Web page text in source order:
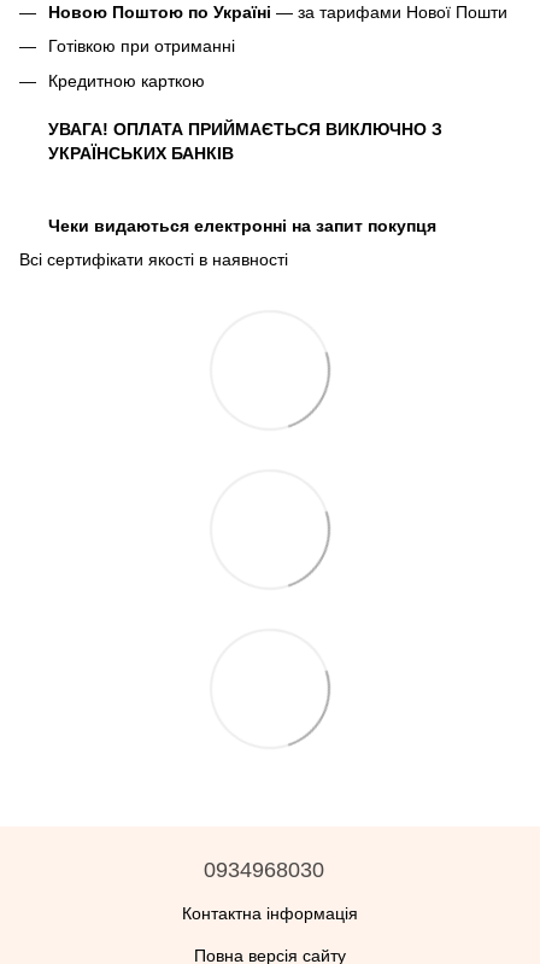
Новою Поштою по Україні — за тарифами Нової Пошти
Готівкою при отриманні
Кредитною карткою
УВАГА! ОПЛАТА ПРИЙМАЄТЬСЯ ВИКЛЮЧНО З
УКРАЇНСЬКИХ БАНКІВ
Чеки видаються електронні на запит покупця
Всі сертифікати якості в наявності
0934968030
Контактна інформація
Повна версія сайту